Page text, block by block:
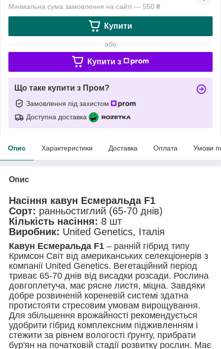
Мінімальна сума замовлення на сайті — 550 ₴
Купити
або
Купити з
Що таке купити з Пром?
Замовлення під захистом
Доступна доставка
Опис Характеристики Доставка Оплата Умови
Опис
Насіння кавун Есмеральда F1
Сорт: ранньостиглий (65-70 днів)
Кількість насіння: 8 шт
Виробник: United Genetics, Італія
Кавун Есмеральда F1 – ранній гібрид типу
Кримсон Світ від американських селекціонерів з
компанії United Genetics. Вегетаційний період
триває 65-70 днів від висадки розсади. Рослина
довгоплетуча, має рясне листя, міцна. Завдяки
добре розвиненій кореневій системі здатна
протистояти стресовим умовам вирощування.
Для збільшення врожайності рекомендується
удобрити гібрид комплексним підживленням і
стежити за рівнем вологості ґрунту, прибрати
бур'ян на початковій стадії розвитку рослин. Має